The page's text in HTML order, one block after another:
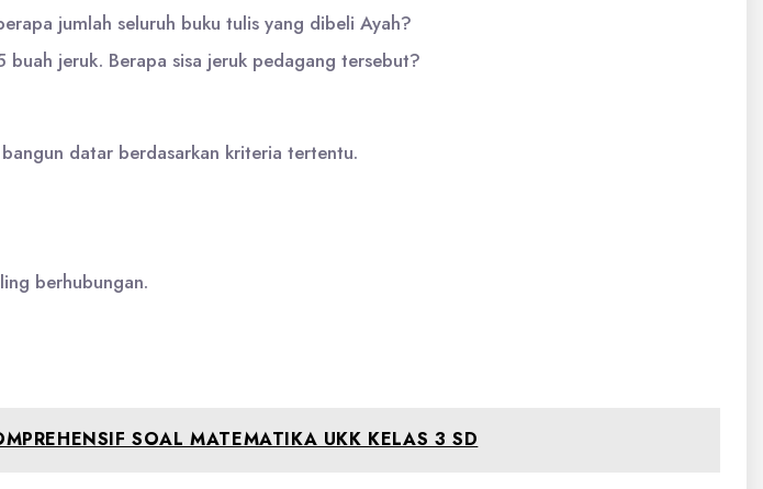
jumlah seluruh buku tulis yang dibeli Ayah?
jeruk. Berapa sisa jeruk pedagang tersebut?
datar berdasarkan kriteria tertentu.
berhubungan.
SOAL MATEMATIKA UKK KELAS 3 SD